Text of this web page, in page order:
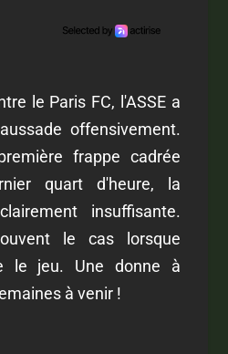
le Paris FC, l'ASSE a
offensivement.
frappe cadrée
quart d'heure, la
insuffisante.
le cas lorsque
le jeu. Une donne à
à venir !